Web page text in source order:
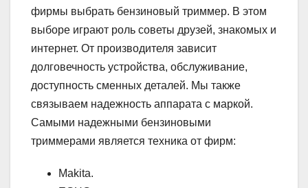
фирмы выбрать бензиновый триммер. В этом
выборе играют роль советы друзей, знакомых и
интернет. От производителя зависит
долговечность устройства, обслуживание,
доступность сменных деталей. Мы также
связываем надежность аппарата с маркой.
Самыми надежными бензиновыми
триммерами является техника от фирм:
Makita.